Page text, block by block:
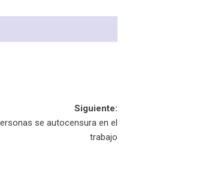
Siguiente:
se autocensura en el
trabajo